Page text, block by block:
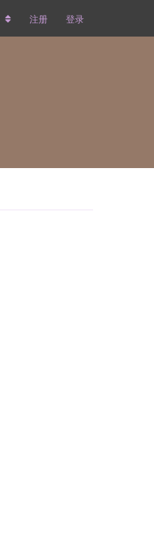
注册 登录